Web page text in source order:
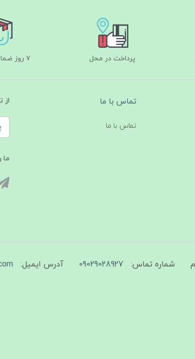
پرداخت در محل ۷ روز ضمانت بازگشت
تماس با ما
تماس با ما
از
ما
شماره تماس: 09029028927 آدرس ایمیل: